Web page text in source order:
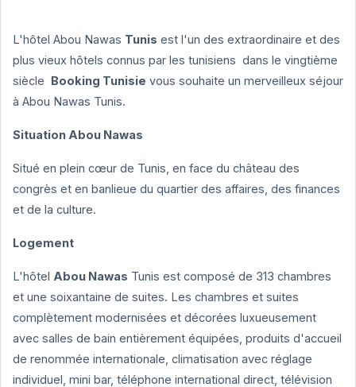
L'hôtel Abou Nawas Tunis est l'un des extraordinaire et des
plus vieux hôtels connus par les tunisiens dans le vingtième
siècle Booking Tunisie vous souhaite un merveilleux séjour
à Abou Nawas Tunis.
Situation Abou Nawas
Situé en plein cœur de Tunis, en face du château des
congrès et en banlieue du quartier des affaires, des finances
et de la culture.
Logement
L'hôtel Abou Nawas Tunis est composé de 313 chambres
et une soixantaine de suites. Les chambres et suites
complètement modernisées et décorées luxueusement
avec salles de bain entièrement équipées, produits d'accueil
de renommée internationale, climatisation avec réglage
individuel, mini bar, téléphone international direct, télévision